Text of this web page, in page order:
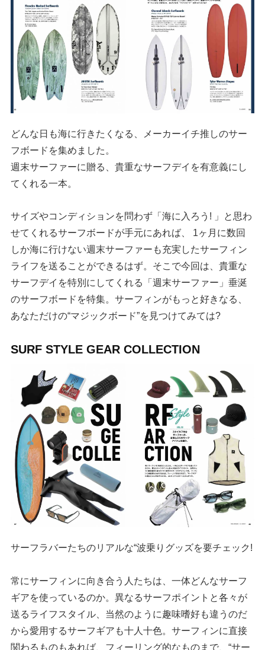
どんな日も海に行きたくなる、メーカーイチ推しのサー
フボードを集めました。
週末サーファーに贈る、貴重なサーフデイを有意義にし
てくれる一本。
サイズやコンディションを問わず「海に入ろう! 」と思わ
せてくれるサーフボードが手元にあれば、 1ヶ月に数回
しか海に行けない週末サーファーも充実したサーフィン
ライフを送ることができるはず。そこで今回は、貴重な
サーフデイを特別にしてくれる「週末サーファー」垂涎
のサーフボードを特集。サーフィンがもっと好きなる、
あなただけの“マジックボード”を見つけてみては?
SURF STYLE GEAR COLLECTION
サーフラバーたちのリアルな“波乗りグッズを要チェック!
常にサーフィンに向き合う人たちは、一体どんなサーフ
ギアを使っているのか。異なるサーフポイントと各々が
送るライフスタイル、当然のように趣味嗜好も違うのだ
から愛用するサーフギアも十人十色。サーフィンに直接
関わるものもあれば、フィーリング的なものまで、“サー